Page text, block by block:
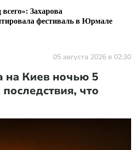
Захарова
фестиваль в Юрмале
05 августа 2026 в 02:30
на Киев ночью 5
последствия, что